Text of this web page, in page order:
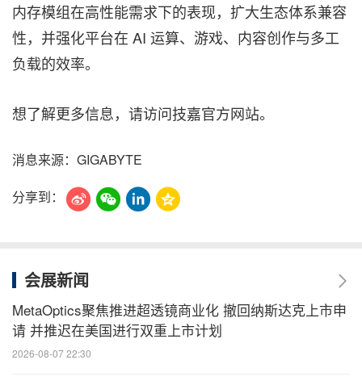
内存模组在高性能需求下的表现，扩大生态体系兼容
性，并强化平台在 AI 运算、游戏、内容创作与多工
负载的效率。
想了解更多信息，请访问技嘉官方网站。
消息来源：GIGABYTE
分享到：
会展新闻
MetaOptics聚焦推进超透镜商业化 撤回纳斯达克上市申
请 并推迟在美国进行双重上市计划
2026-08-07 22:30